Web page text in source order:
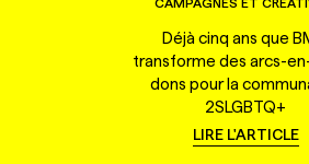
CAMPAGNES ET
Déjà cinq ans que
transforme des arcs-
dons pour la
2SLGBTQ+
LIRE L'ARTICLE